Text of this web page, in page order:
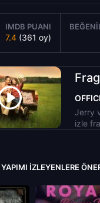
IMDB PUANI
7.4 (361 oy)
Jerry
izle
İZLEYENLERE